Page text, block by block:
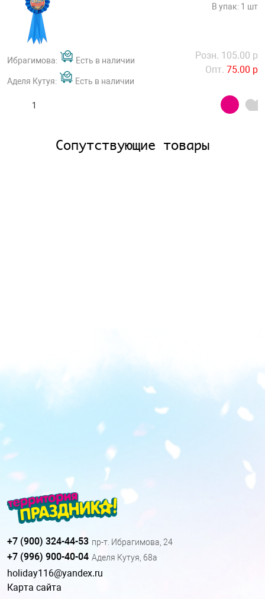
В упак: 1 шт
Ибрагимова: Есть в наличии
Аделя Кутуя: Есть в наличии
Розн. 105.00 р
Опт. 75.00 р
Сопутствующие товары
+7 (900) 324-44-53 пр-т. Ибрагимова, 24
+7 (996) 900-40-04 Аделя Кутуя, 68а
holiday116@yandex.ru
Карта сайта